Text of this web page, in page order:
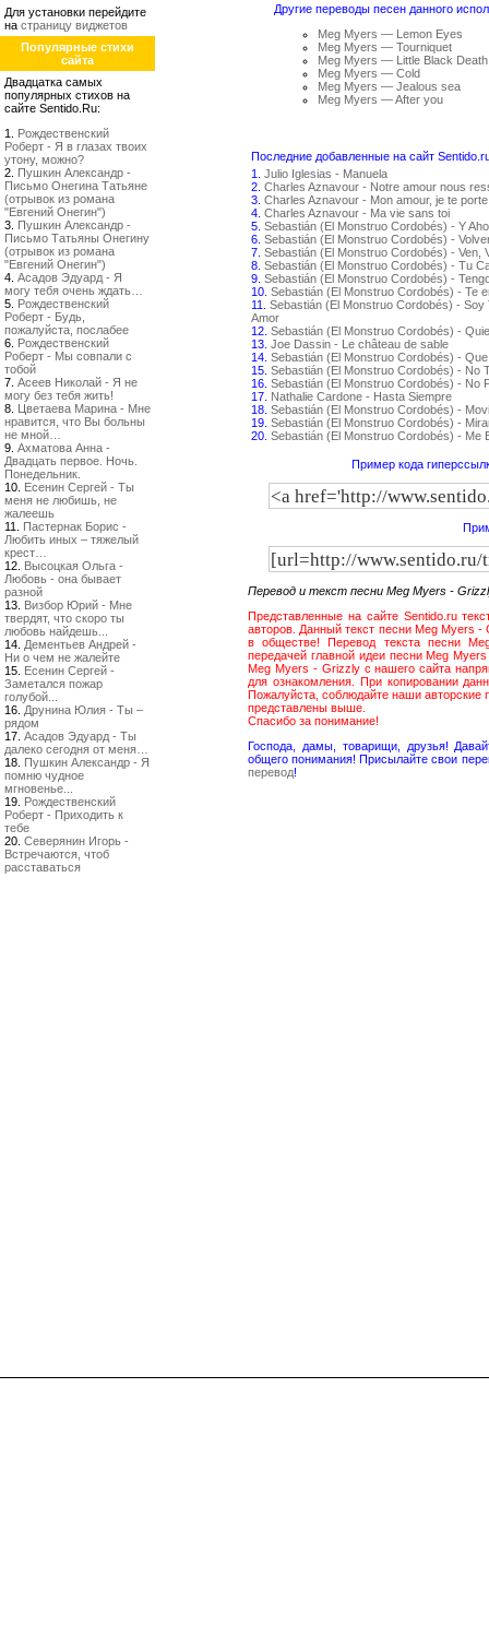
Для установки перейдите
на страницу виджетов
Популярные стихи
сайта
Двадцатка самых
популярных стихов на
сайте Sentido.Ru:
1. Рождественский
Роберт - Я в глазах твоих
утону, можно?
2. Пушкин Александр -
Письмо Онегина Татьяне
(отрывок из романа
"Евгений Онегин")
3. Пушкин Александр -
Письмо Татьяны Онегину
(отрывок из романа
"Евгений Онегин")
4. Асадов Эдуард - Я
могу тебя очень ждать…
5. Рождественский
Роберт - Будь,
пожалуйста, послабее
6. Рождественский
Роберт - Мы совпали с
тобой
7. Асеев Николай - Я не
могу без тебя жить!
8. Цветаева Марина - Мне
нравится, что Вы больны
не мной…
9. Ахматова Анна -
Двадцать первое. Ночь.
Понедельник.
10. Есенин Сергей - Ты
меня не любишь, не
жалеешь
11. Пастернак Борис -
Любить иных – тяжелый
крест…
12. Высоцкая Ольга -
Любовь - она бывает
разной
13. Визбор Юрий - Мне
твердят, что скоро ты
любовь найдешь...
14. Дементьев Андрей -
Ни о чем не жалейте
15. Есенин Сергей -
Заметался пожар
голубой...
16. Друнина Юлия - Ты –
рядом
17. Асадов Эдуард - Ты
далеко сегодня от меня…
18. Пушкин Александр - Я
помню чудное
мгновенье...
19. Рождественский
Роберт - Приходить к
тебе
20. Северянин Игорь -
Встречаются, чтоб
расставаться
Другие переводы песен данного
Meg Myers — Lemon Eyes
Meg Myers — Tourniquet
Meg Myers — Little Black Death
Meg Myers — Cold
Meg Myers — Jealous sea
Meg Myers — After you
Последние добавленные на сайт
1. Julio Iglesias - Manuela
2. Charles Aznavour - Notre amour nous
3. Charles Aznavour - Mon amour, je te
4. Charles Aznavour - Ma vie sans toi
5. Sebastián (El Monstruo Cordobés) - Y
6. Sebastián (El Monstruo Cordobés) -
7. Sebastián (El Monstruo Cordobés) - Ven,
8. Sebastián (El Monstruo Cordobés) - Tu
9. Sebastián (El Monstruo Cordobés) -
10. Sebastián (El Monstruo Cordobés) - Te
11. Sebastián (El Monstruo Cordobés) - Soy
Amor
12. Sebastián (El Monstruo Cordobés) -
13. Joe Dassin - Le château de sable
14. Sebastián (El Monstruo Cordobés) -
15. Sebastián (El Monstruo Cordobés) - No
16. Sebastián (El Monstruo Cordobés) - No
17. Nathalie Cardone - Hasta Siempre
18. Sebastián (El Monstruo Cordobés) -
19. Sebastián (El Monstruo Cordobés) -
20. Sebastián (El Monstruo Cordobés) - Me
Пример кода
Перевод и текст песни Meg Myers -
Представленные на сайте Sentido.ru
авторов. Данный текст песни Meg Myers -
в обществе! Перевод текста песни
передачей главной идеи песни Meg
Meg Myers - Grizzly с нашего сайта
для ознакомления. При копировании
Пожалуйста, соблюдайте наши авторские
представлены выше.
Спасибо за понимание!
Господа, дамы, товарищи, друзья!
общего понимания! Присылайте свои
перевод!